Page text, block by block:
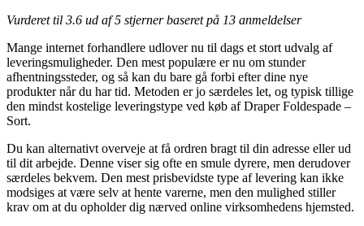
Vurderet til 3.6 ud af 5 stjerner baseret på 13 anmeldelser
Mange internet forhandlere udlover nu til dags et stort udvalg af
leveringsmuligheder. Den mest populære er nu om stunder
afhentningssteder, og så kan du bare gå forbi efter dine nye
produkter når du har tid. Metoden er jo særdeles let, og typisk tillige
den mindst kostelige leveringstype ved køb af Draper Foldespade –
Sort.
Du kan alternativt overveje at få ordren bragt til din adresse eller ud
til dit arbejde. Denne viser sig ofte en smule dyrere, men derudover
særdeles bekvem. Den mest prisbevidste type af levering kan ikke
modsiges at være selv at hente varerne, men den mulighed stiller
krav om at du opholder dig nærved online virksomhedens hjemsted.